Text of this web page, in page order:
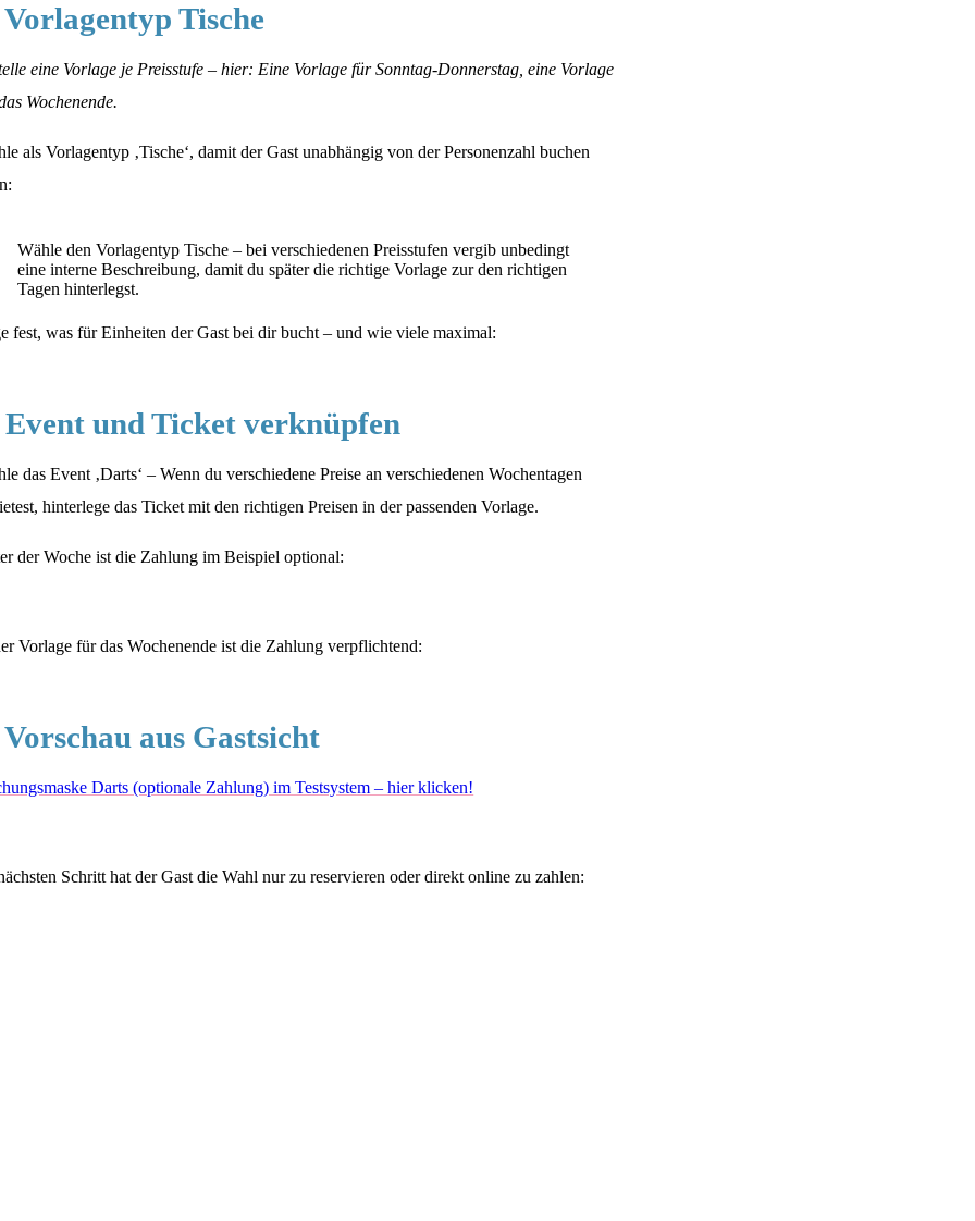
Vorlagentyp Tische
eine Vorlage je Preisstufe – hier: Eine Vorlage für Sonntag-Donnerstag, eine Vorlage
Wochenende.
als Vorlagentyp ‚Tische‘, damit der Gast unabhängig von der Personenzahl buchen
Wähle den Vorlagentyp Tische – bei verschiedenen Preisstufen vergib unbedingt
eine interne Beschreibung, damit du später die richtige Vorlage zur den richtigen
Tagen hinterlegst.
fest, was für Einheiten der Gast bei dir bucht – und wie viele maximal:
Event und Ticket verknüpfen
das Event ‚Darts‘ – Wenn du verschiedene Preise an verschiedenen Wochentagen
hinterlege das Ticket mit den richtigen Preisen in der passenden Vorlage.
der Woche ist die Zahlung im Beispiel optional:
Vorlage für das Wochenende ist die Zahlung verpflichtend:
Vorschau aus Gastsicht
Darts (optionale Zahlung) im Testsystem – hier klicken!
Schritt hat der Gast die Wahl nur zu reservieren oder direkt online zu zahlen: